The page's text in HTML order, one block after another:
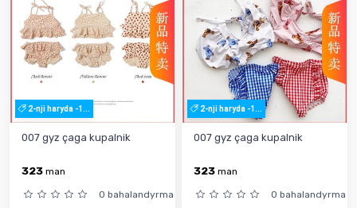
2-nji haryda -1...
007 gyz çaga kupalnik
323 man
0 bahalandyrma
2-nji haryda -1...
007 gyz çaga kupalnik
323 man
0 bahalandyrma